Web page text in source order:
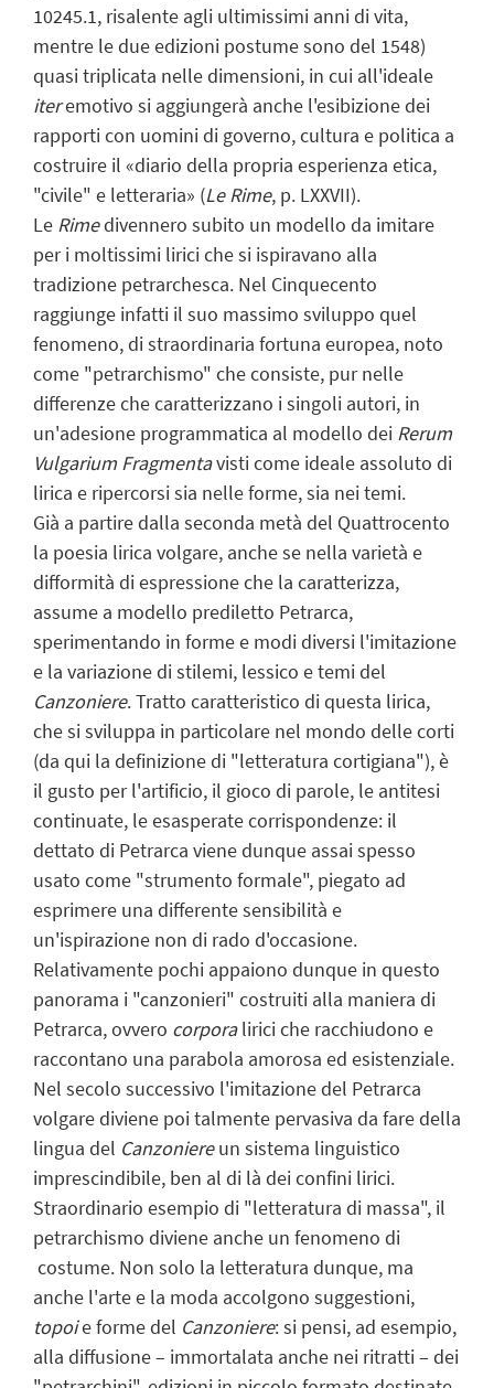
10245.1, risalente agli ultimissimi anni di vita,
mentre le due edizioni postume sono del 1548)
quasi triplicata nelle dimensioni, in cui all'ideale
iteremotivo si aggiungerà anche l'esibizione dei
rapporti con uomini di governo, cultura e politica a
costruire il «diario della propria esperienza etica,
"civile" e letteraria» (Le Rime, p. LXXVII).
Le Rimedivennero subito un modello da imitare
per i moltissimi lirici che si ispiravano alla
tradizione petrarchesca. Nel Cinquecento
raggiunge infatti il suo massimo sviluppo quel
fenomeno, di straordinaria fortuna europea, noto
come "petrarchismo" che consiste, pur nelle
differenze che caratterizzano i singoli autori, in
un'adesione programmatica al modello dei Rerum
Vulgarium Fragmentavisti come ideale assoluto di
lirica e ripercorsi sia nelle forme, sia nei temi.
Già a partire dalla seconda metà del Quattrocento
la poesia lirica volgare, anche se nella varietà e
difformità di espressione che la caratterizza,
assume a modello prediletto Petrarca,
sperimentando in forme e modi diversi l'imitazione
e la variazione di stilemi, lessico e temi del
Canzoniere. Tratto caratteristico di questa lirica,
che si sviluppa in particolare nel mondo delle corti
(da qui la definizione di "letteratura cortigiana"), è
il gusto per l'artificio, il gioco di parole, le antitesi
continuate, le esasperate corrispondenze: il
dettato di Petrarca viene dunque assai spesso
usato come "strumento formale", piegato ad
esprimere una differente sensibilità e
un'ispirazione non di rado d'occasione.
Relativamente pochi appaiono dunque in questo
panorama i "canzonieri" costruiti alla maniera di
Petrarca, ovvero corporalirici che racchiudono e
raccontano una parabola amorosa ed esistenziale.
Nel secolo successivo l'imitazione del Petrarca
volgare diviene poi talmente pervasiva da fare della
lingua del Canzoniereun sistema linguistico
imprescindibile, ben al di là dei confini lirici.
Straordinario esempio di "letteratura di massa", il
petrarchismo diviene anche un fenomeno di
costume. Non solo la letteratura dunque, ma
anche l'arte e la moda accolgono suggestioni,
topoie forme del Canzoniere: si pensi, ad esempio,
alla diffusione – immortalata anche nei ritratti – dei